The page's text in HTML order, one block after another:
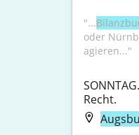
"...
oder
agieren..."
Recht.